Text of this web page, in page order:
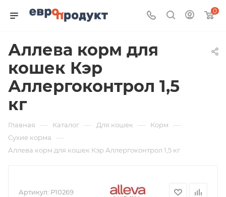
0
Аллева корм для
кошек Кэр
Аллергоконтрол 1,5
кг
Главная — Каталог — Для кошек — Корм —
Сухие корма —
Аллева корм для кошек Кэр Аллергоконтрол 1,5 кг
Артикул: P10269